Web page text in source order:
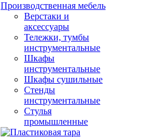
Производственная мебель
Верстаки и
аксессуары
Тележки, тумбы
инструментальные
Шкафы
инструментальные
Шкафы сушильные
Стенды
инструментальные
Cтулья
промышленные